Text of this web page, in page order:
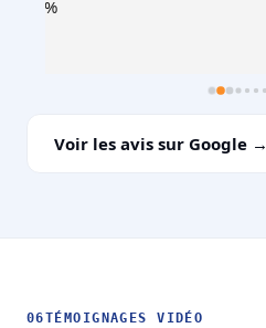
Voir les avis sur Google →
06TÉMOIGNAGES VIDÉO